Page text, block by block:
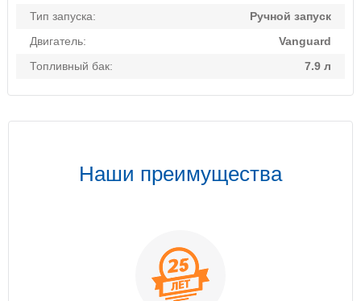
Тип запуска:
Ручной запуск
Двигатель:
Vanguard
Топливный бак:
7.9 л
Наши преимущества